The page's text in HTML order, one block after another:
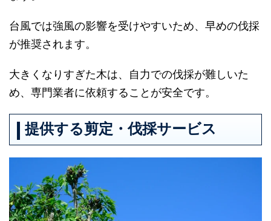
台風では強風の影響を受けやすいため、早めの伐採
が推奨されます。
大きくなりすぎた木は、自力での伐採が難しいた
め、専門業者に依頼することが安全です。
提供する剪定・伐採サービス